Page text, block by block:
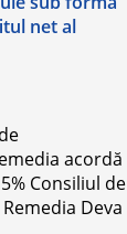
net al
acordă
Consiliul de
Deva